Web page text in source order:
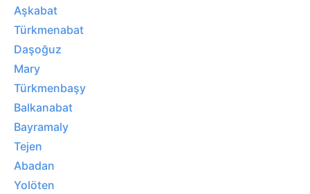
Aşkabat
Türkmenabat
Daşoğuz
Mary
Türkmenbaşy
Balkanabat
Bayramaly
Tejen
Abadan
Yolöten